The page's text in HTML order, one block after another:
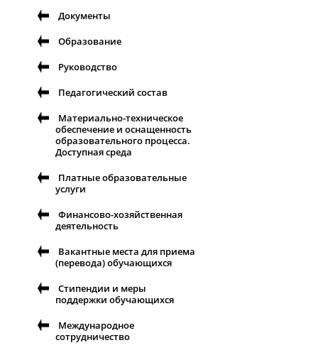
Документы
Образование
Руководство
Педагогический состав
Материально-техническое
обеспечение и оснащенность
образовательного процесса.
Доступная среда
Платные образовательные
услуги
Финансово-хозяйственная
деятельность
Вакантные места для приема
(перевода) обучающихся
Стипендии и меры
поддержки обучающихся
Международное
сотрудничество